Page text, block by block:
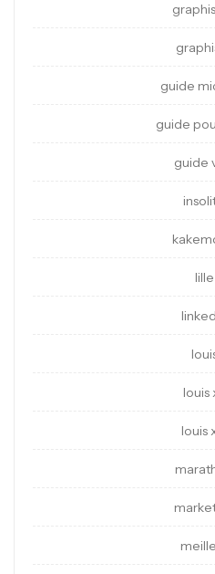
guide
guide
guide
lille
louis
louis